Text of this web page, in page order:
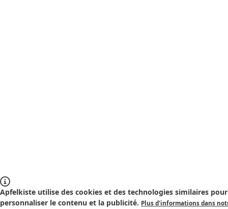
Apfelkiste utilise des cookies et des technologies similaires
personnaliser le contenu et la publicité. Plus d'informations dans